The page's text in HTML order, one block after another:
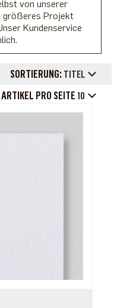
von unserer
größeres Projekt
Kundenservice
SORTIERUNG: TITEL
ARTIKEL PRO SEITE 10